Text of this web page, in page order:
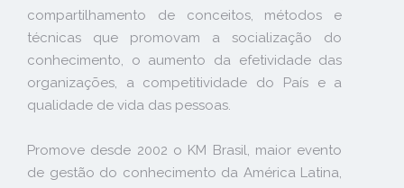
compartilhamento de conceitos, métodos e
técnicas que promovam a socialização do
conhecimento, o aumento da efetividade das
organizações, a competitividade do País e a
qualidade de vida das pessoas.
Promove desde 2002 o KM Brasil, maior evento
de gestão do conhecimento da América Latina,